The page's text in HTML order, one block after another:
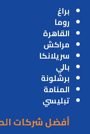
براغ
روما
القاهرة
مراكش
سريلانكا
بالي
برشلونة
المنامة
تبليسي
أفضل شركات